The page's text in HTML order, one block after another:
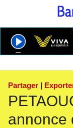
Partager |
annonce